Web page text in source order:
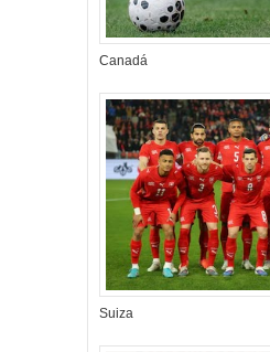
Canadá
Suiza